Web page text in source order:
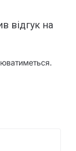
відгук на